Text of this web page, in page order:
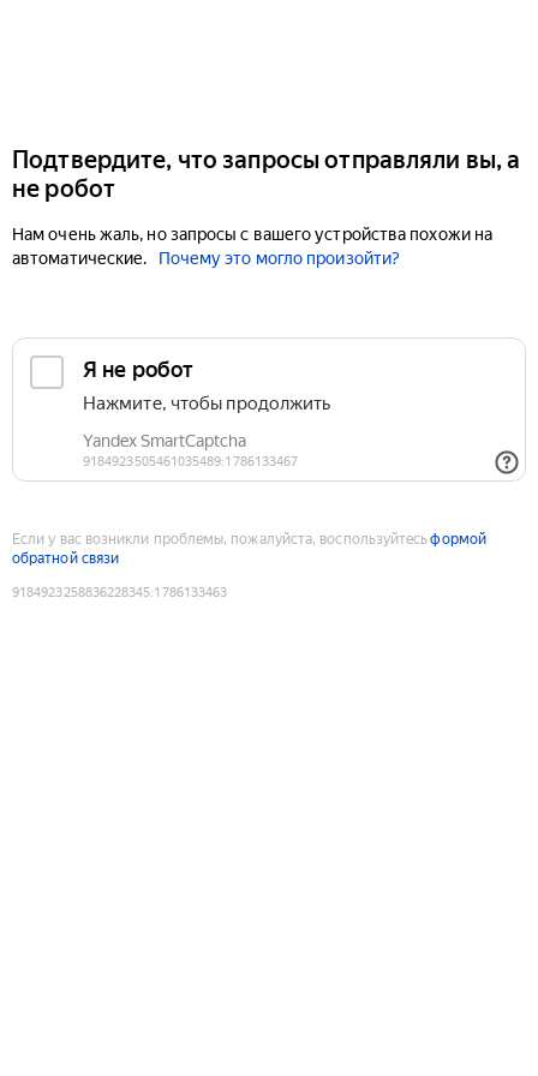
Подтвердите, что запросы отправляли вы, а
не робот
Нам очень жаль, но запросы с вашего устройства похожи на
автоматические.
Почему это могло произойти?
Если у вас возникли проблемы, пожалуйста, воспользуйтесьформой
обратной связи
9184923258836228345:1786133463